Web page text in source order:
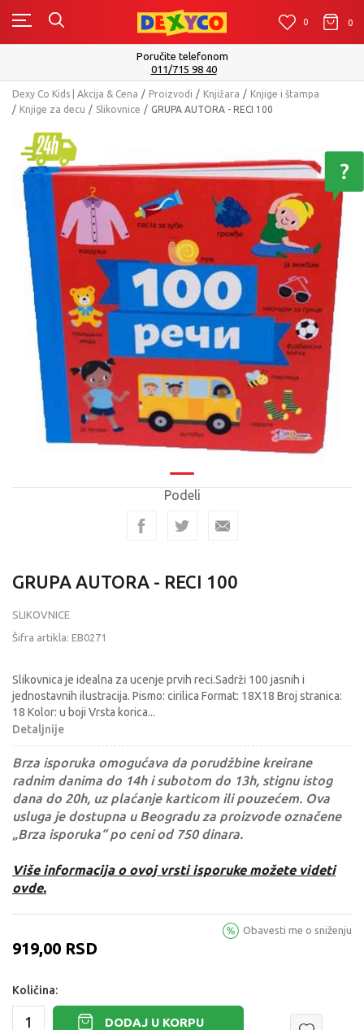
0 0 0
Poručite telefonom
011/715 98 40
Dexy Co Kids | Akcija & Cena Proizvodi Knjižara
Knjige i štampa
Knjige za decu
Slikovnice GRUPA AUTORA - RECI 100
Podeli
GRUPA AUTORA - RECI 100
SLIKOVNICE
Šifra artikla: EB0271
Slikovnica je idealna za ucenje prvih reci.Sadrži 100 jasnih i
jednostavnih ilustracija. Pismo: cirilica Format: 18X18 Broj stranica:
18 Kolor: u boji Vrsta korica...
Detaljnije
Brza isporuka omogućava da porudžbine kreirane
radnim danima do 14h i subotom do 13h, stignu istog
dana do 20h, uz plaćanje karticom ili pouzećem. Ova
usluga je dostupna u Beogradu za proizvode označene
„Brza isporuka“ po ceni od 750 dinara.
Više informacija o ovoj vrsti isporuke možete videti
ovde.
919,00 RSD
Obavesti me o sniženju
Količina:
DODAJ U KORPU